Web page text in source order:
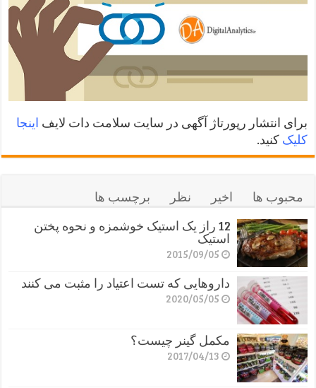
برای انتشار رپورتاژ آگهی در سایت سلامت دات لایف اینجا
کلیک کنید.
محبوب ها اخیر نظر
برچسب ها
12 راز یک استیک خوشمزه و نحوه پختن
استیک
2015/09/05
داروهایی که تست اعتیاد را مثبت می کنند
2020/05/05
مکمل گینر چیست؟
2017/04/13